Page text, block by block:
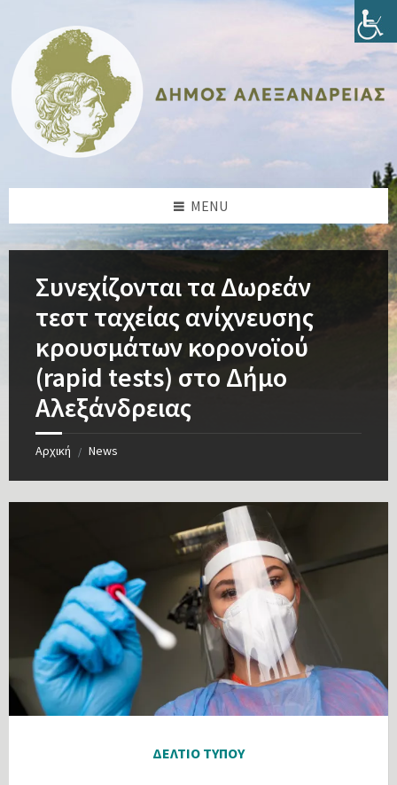
content
sidebar
sidebar
footer
MENU
Συνεχίζονται τα Δωρεάν
τεστ ταχείας ανίχνευσης
κρουσμάτων κορoνοϊού
(rapid tests) στο Δήμο
Αλεξάνδρειας
Αρχική / News
ΔΕΛΤΙΟ ΤΥΠΟΥ